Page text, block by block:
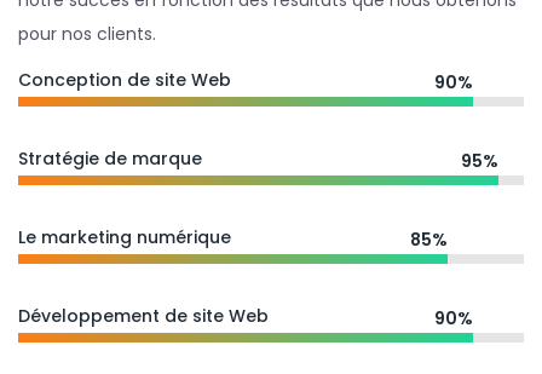
pour nos clients.
Conception de site Web
90%
Stratégie de marque 95%
Le marketing numérique 85%
Développement de site Web 90%